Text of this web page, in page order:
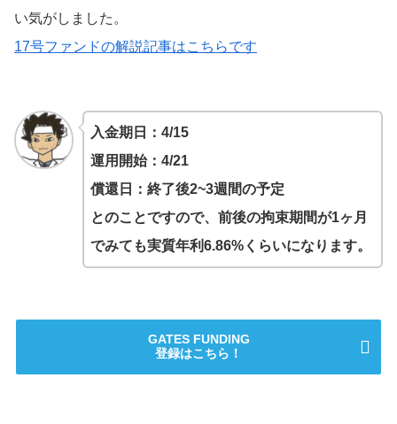
い気がしました。
17号ファンドの解説記事はこちらです
入金期日：4/15
運用開始：4/21
償還日：終了後2~3週間の予定
とのことですので、前後の拘束期間が1ヶ月
でみても実質年利6.86%くらいになります。
GATES FUNDING
登録はこちら！